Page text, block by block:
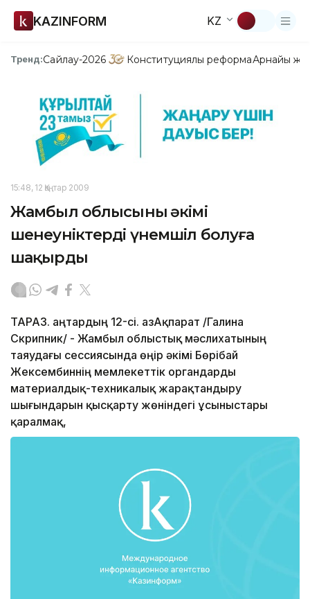
KAZINFORM KZ
Тренд:Сайлау-2026 Конституциялық реформаАрнайы
15:48, 12 Қаңтар 2009
Жамбыл облысының әкімі
шенеуніктерді үнемшіл болуға
шақырды
ТАРАЗ. Қаңтардың 12-сі. ҚазАқпарат /Галина
Скрипник/ - Жамбыл облыстық мәслихатының
таяудағы сессиясында өңір әкімі Бөрібай
Жексембиннің мемлекеттік органдарды
материалдық-техникалық жарақтандыру
шығындарын қысқарту жөніндегі ұсыныстары
қаралмақ,